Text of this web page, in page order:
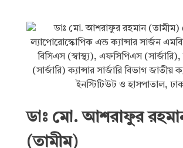
ডাঃ মো. আশরাফুর
(তামীম)